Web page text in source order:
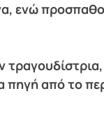
ενώ
από το